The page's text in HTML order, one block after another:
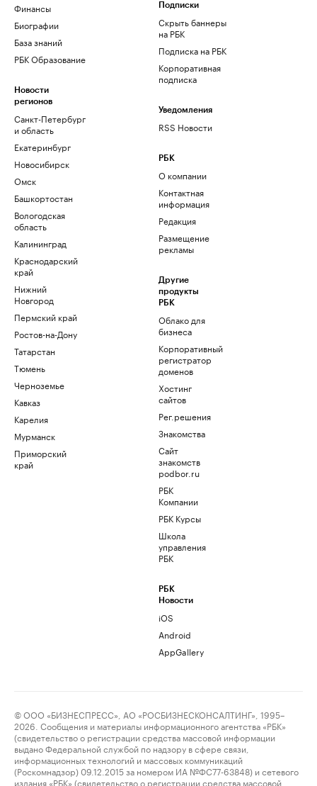
Финансы
Биографии
База знаний
РБК Образование
Новости
регионов
Санкт-Петербург
и область
Екатеринбург
Новосибирск
Омск
Башкортостан
Вологодская
область
Калининград
Краснодарский
край
Нижний
Новгород
Пермский край
Ростов-на-Дону
Татарстан
Тюмень
Черноземье
Кавказ
Карелия
Мурманск
Приморский
край
Подписки
Скрыть баннеры
на РБК
Подписка на РБК
Корпоративная
подписка
Уведомления
RSS Новости
РБК
О компании
Контактная
информация
Редакция
Размещение
рекламы
Другие
продукты
РБК
Облако для
бизнеса
Корпоративный
регистратор
доменов
Хостинг
сайтов
Рег.решения
Знакомства
Сайт
знакомств
podbor.ru
РБК
Компании
РБК Курсы
Школа
управления
РБК
РБК
Новости
iOS
Android
AppGallery
© ООО «БИЗНЕСПРЕСС», АО «РОСБИЗНЕСКОНСАЛТИНГ», 1995–
2026. Сообщения и материалы информационного агентства «РБК»
(свидетельство о регистрации средства массовой информации
выдано Федеральной службой по надзору в сфере связи,
информационных технологий и массовых коммуникаций
(Роскомнадзор) 09.12.2015 за номером ИА №ФС77-63848) и сетевого
издания «РБК» (свидетельство о регистрации средства массовой